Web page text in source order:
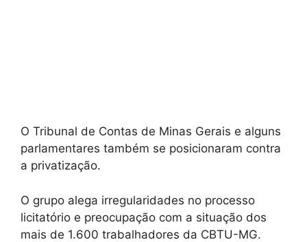
O Tribunal de Contas de Minas Gerais e alguns
parlamentares também se posicionaram contra
a privatização.
O grupo alega irregularidades no processo
licitatório e preocupação com a situação dos
mais de 1.600 trabalhadores da CBTU-MG.